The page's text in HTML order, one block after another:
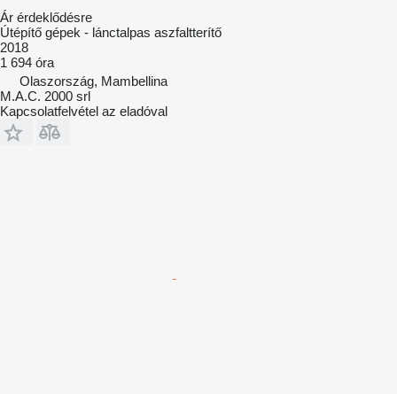
Ár érdeklődésre
Útépítő gépek - lánctalpas aszfaltterítő
2018
1 694 óra
Olaszország, Mambellina
M.A.C. 2000 srl
Kapcsolatfelvétel az eladóval